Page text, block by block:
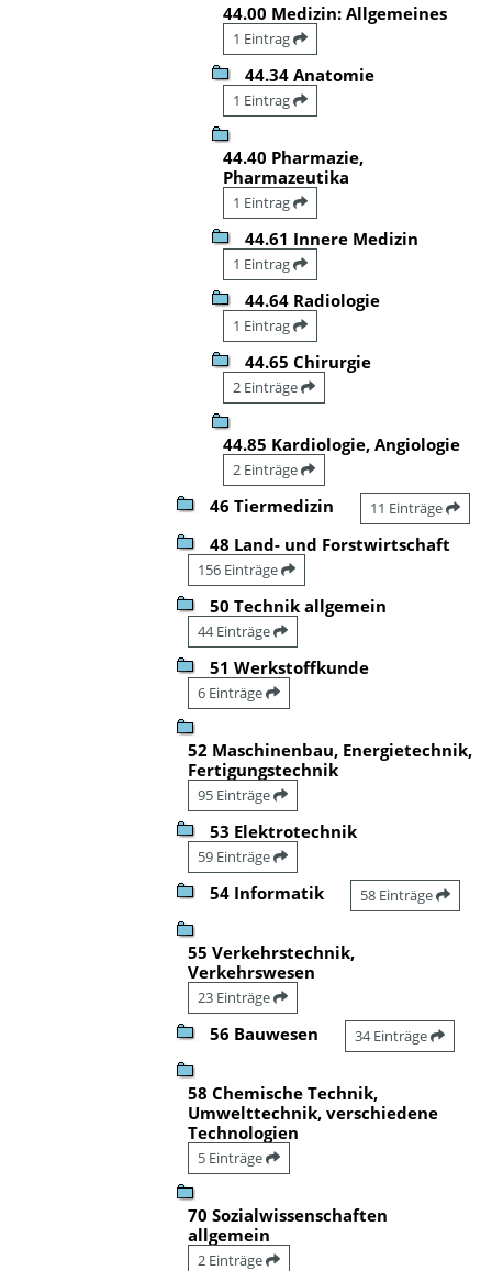
44.00 Medizin: Allgemeines
1 Eintrag
44.34 Anatomie
1 Eintrag
44.40 Pharmazie,
Pharmazeutika
1 Eintrag
44.61 Innere Medizin
1 Eintrag
44.64 Radiologie
1 Eintrag
44.65 Chirurgie
2 Einträge
44.85 Kardiologie, Angiologie
2 Einträge
46 Tiermedizin 11 Einträge
48 Land- und Forstwirtschaft
156 Einträge
50 Technik allgemein
44 Einträge
51 Werkstoffkunde
6 Einträge
52 Maschinenbau, Energietechnik,
Fertigungstechnik
95 Einträge
53 Elektrotechnik
59 Einträge
54 Informatik 58 Einträge
55 Verkehrstechnik,
Verkehrswesen
23 Einträge
56 Bauwesen 34 Einträge
58 Chemische Technik,
Umwelttechnik, verschiedene
Technologien
5 Einträge
70 Sozialwissenschaften
allgemein
2 Einträge